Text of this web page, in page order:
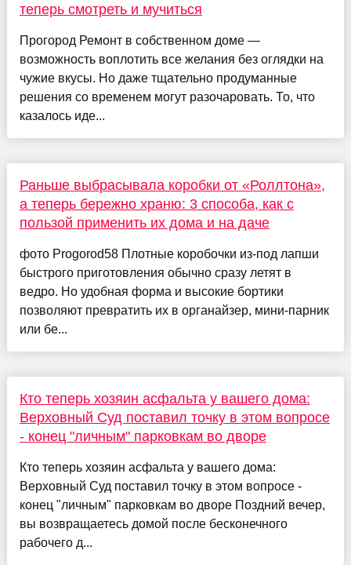
теперь смотреть и мучиться
Прогород Ремонт в собственном доме —
возможность воплотить все желания без оглядки на
чужие вкусы. Но даже тщательно продуманные
решения со временем могут разочаровать. То, что
казалось иде...
Раньше выбрасывала коробки от «Роллтона»,
а теперь бережно храню: 3 способа, как с
пользой применить их дома и на даче
фото Progorod58 Плотные коробочки из-под лапши
быстрого приготовления обычно сразу летят в
ведро. Но удобная форма и высокие бортики
позволяют превратить их в органайзер, мини-парник
или бе...
Кто теперь хозяин асфальта у вашего дома:
Верховный Суд поставил точку в этом вопросе
- конец "личным" парковкам во дворе
Кто теперь хозяин асфальта у вашего дома:
Верховный Суд поставил точку в этом вопросе -
конец "личным" парковкам во дворе Поздний вечер,
вы возвращаетесь домой после бесконечного
рабочего д...